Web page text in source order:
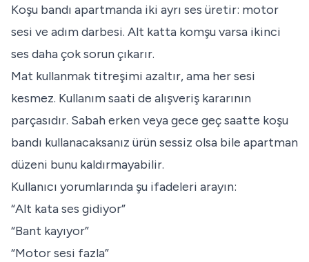
Koşu bandı apartmanda iki ayrı ses üretir: motor
sesi ve adım darbesi. Alt katta komşu varsa ikinci
ses daha çok sorun çıkarır.
Mat kullanmak titreşimi azaltır, ama her sesi
kesmez. Kullanım saati de alışveriş kararının
parçasıdır. Sabah erken veya gece geç saatte koşu
bandı kullanacaksanız ürün sessiz olsa bile apartman
düzeni bunu kaldırmayabilir.
Kullanıcı yorumlarında şu ifadeleri arayın:
“Alt kata ses gidiyor”
“Bant kayıyor”
“Motor sesi fazla”